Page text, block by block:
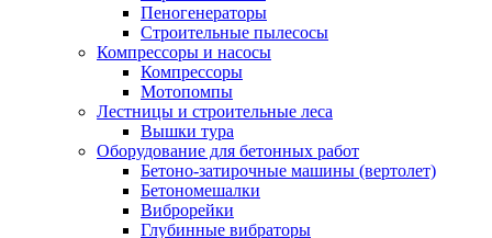
Пеногенераторы
Строительные пылесосы
Компрессоры и насосы
Компрессоры
Мотопомпы
Лестницы и строительные леса
Вышки тура
Оборудование для бетонных работ
Бетоно-затирочные машины (вертолет)
Бетономешалки
Виброрейки
Глубинные вибраторы